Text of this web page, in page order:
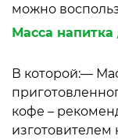
можно
Масса напитка
В которой:—
кофе –